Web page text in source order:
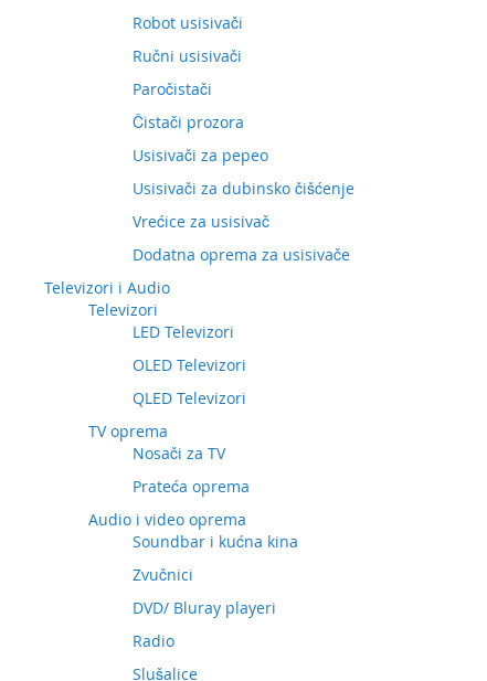
Robot usisivači
Ručni usisivači
Paročistači
Čistači prozora
Usisivači za pepeo
Usisivači za dubinsko čišćenje
Vrećice za usisivač
Dodatna oprema za usisivače
Televizori i Audio
Televizori
LED Televizori
OLED Televizori
QLED Televizori
TV oprema
Nosači za TV
Prateća oprema
Audio i video oprema
Soundbar i kućna kina
Zvučnici
DVD/ Bluray playeri
Radio
Slušalice